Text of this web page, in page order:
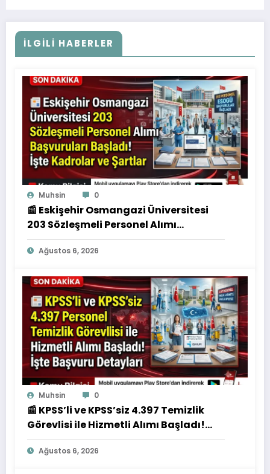
İLGILI HABERLER
Muhsin 0
📰 Eskişehir Osmangazi Üniversitesi
203 Sözleşmeli Personel Alımı
Başvuruları Başladı! İşte Kadrolar ve
Şartlar
Ağustos 6, 2026
Muhsin 0
📰 KPSS’li ve KPSS’siz 4.397 Temizlik
Görevlisi ile Hizmetli Alımı Başladı!
İşte Başvuru Detayları
Ağustos 6, 2026